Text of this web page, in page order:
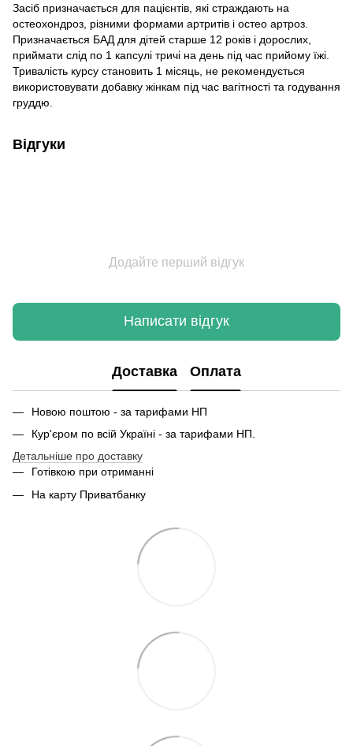
Засіб призначається для пацієнтів, які страждають на
остеохондроз, різними формами артритів і остео артроз.
Призначається БАД для дітей старше 12 років і дорослих,
приймати слід по 1 капсулі тричі на день під час прийому їжі.
Тривалість курсу становить 1 місяць, не рекомендується
використовувати добавку жінкам під час вагітності та годування
груддю.
Відгуки
Додайте перший відгук
Написати відгук
Доставка Оплата
Новою поштою - за тарифами НП
Кур'єром по всій Україні - за тарифами НП.
Детальніше про доставку
Готівкою при отриманні
На карту Приватбанку